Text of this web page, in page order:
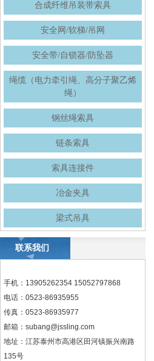
合成纤维吊装带索具
安全网/软梯/吊网
安全带/自锁器/防坠器
绳缆（电力牵引绳、高分子聚乙烯
绳）
钢丝绳索具
链条索具
索具连接件
冶金夹具
梁式吊具
联系我们
手机：13905262354 15052797868
电话：0523-86935955
传真：0523-86935977
邮箱： subang@jssling.com
地址：江苏泰州市高港区田河镇振兴南路
135号